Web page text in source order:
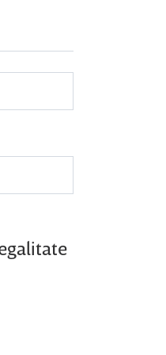
Farul
Vs